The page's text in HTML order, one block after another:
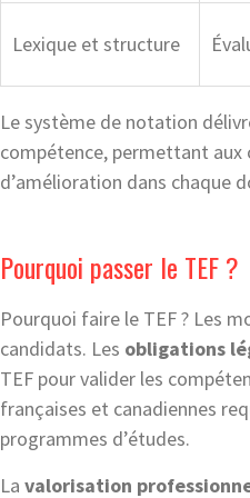
Lexique et structure
Le système de notation
compétence, permettant
d’amélioration dans chaque
Pourquoi passer le TEF ?
Pourquoi faire le TEF ? Les
candidats. Les obligations
TEF pour valider les
françaises et canadiennes
programmes d’études.
La valorisation